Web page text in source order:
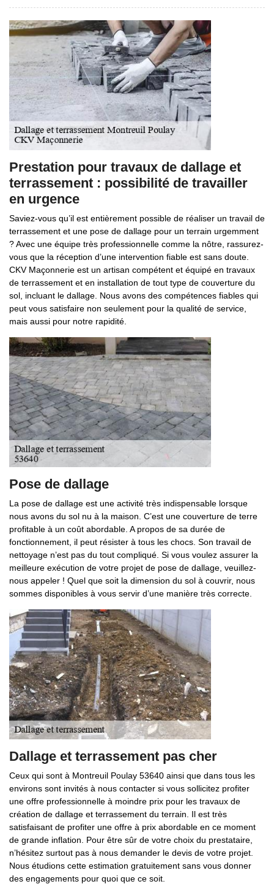
Prestation pour travaux de dallage et
terrassement : possibilité de travailler
en urgence
Saviez-vous qu’il est entièrement possible de réaliser un travail de
terrassement et une pose de dallage pour un terrain urgemment
? Avec une équipe très professionnelle comme la nôtre, rassurez-
vous que la réception d’une intervention fiable est sans doute.
CKV Maçonnerie est un artisan compétent et équipé en travaux
de terrassement et en installation de tout type de couverture du
sol, incluant le dallage. Nous avons des compétences fiables qui
peut vous satisfaire non seulement pour la qualité de service,
mais aussi pour notre rapidité.
Pose de dallage
La pose de dallage est une activité très indispensable lorsque
nous avons du sol nu à la maison. C’est une couverture de terre
profitable à un coût abordable. A propos de sa durée de
fonctionnement, il peut résister à tous les chocs. Son travail de
nettoyage n’est pas du tout compliqué. Si vous voulez assurer la
meilleure exécution de votre projet de pose de dallage, veuillez-
nous appeler ! Quel que soit la dimension du sol à couvrir, nous
sommes disponibles à vous servir d’une manière très correcte.
Dallage et terrassement pas cher
Ceux qui sont à Montreuil Poulay 53640 ainsi que dans tous les
environs sont invités à nous contacter si vous sollicitez profiter
une offre professionnelle à moindre prix pour les travaux de
création de dallage et terrassement du terrain. Il est très
satisfaisant de profiter une offre à prix abordable en ce moment
de grande inflation. Pour être sûr de votre choix du prestataire,
n’hésitez surtout pas à nous demander le devis de votre projet.
Nous étudions cette estimation gratuitement sans vous donner
des engagements pour quoi que ce soit.